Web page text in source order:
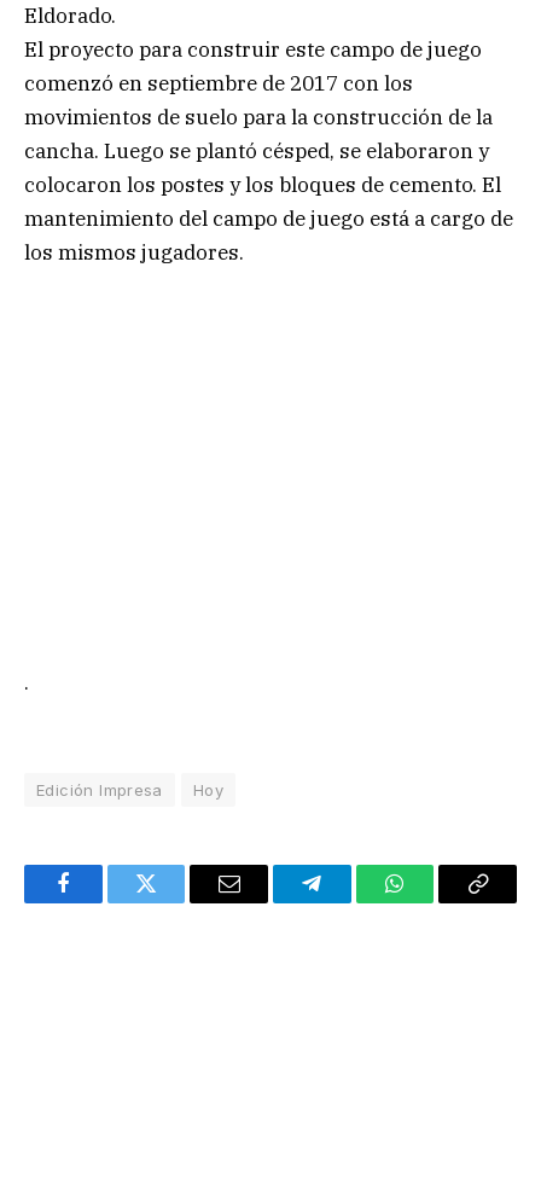
Eldorado.
El proyecto para construir este campo de juego
comenzó en septiembre de 2017 con los
movimientos de suelo para la construcción de la
cancha. Luego se plantó césped, se elaboraron y
colocaron los postes y los bloques de cemento. El
mantenimiento del campo de juego está a cargo de
los mismos jugadores.
.
Edición Impresa Hoy
FacebookTwitter Email TelegramWhatsAppCopy